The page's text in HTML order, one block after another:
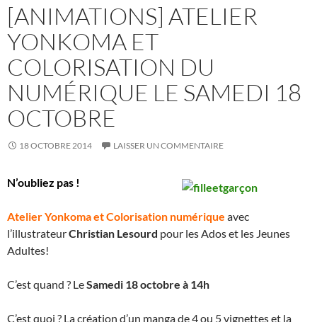
[ANIMATIONS] ATELIER
YONKOMA ET
COLORISATION DU
NUMÉRIQUE LE SAMEDI 18
OCTOBRE
18 OCTOBRE 2014 LAISSER UN COMMENTAIRE
N’oubliez pas !
Atelier Yonkoma et Colorisation numérique avec
l’illustrateurChristian Lesourd pour les Ados et les Jeunes
Adultes!
C’est quand ? LeSamedi 18 octobre à 14h
C’est quoi ? La création d’un manga de 4 ou 5 vignettes et la